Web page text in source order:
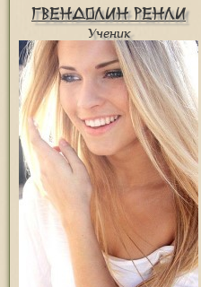
Гвендолин Ренли
Ученик